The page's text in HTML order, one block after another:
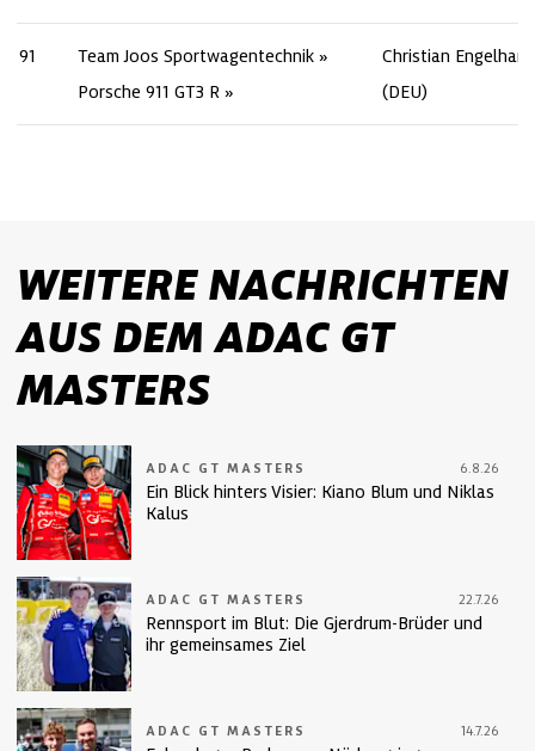
91
Team Joos Sportwagentechnik
Porsche 911 GT3 R
Christian Engelhart
(DEU)
WEITERE NACHRICHTEN
AUS DEM ADAC GT
MASTERS
ADAC GT MASTERS 6.8.26
Ein Blick hinters Visier: Kiano Blum und Niklas
Kalus
ADAC GT MASTERS 22.7.26
Rennsport im Blut: Die Gjerdrum-Brüder und
ihr gemeinsames Ziel
ADAC GT MASTERS 14.7.26